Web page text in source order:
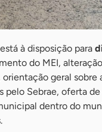
à disposição para
do MEI,
geral sobre
Sebrae, oferta de
dentro do